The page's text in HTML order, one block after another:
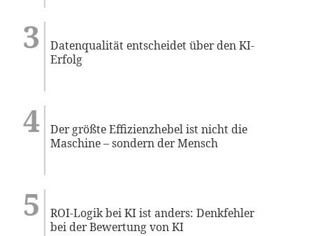
Datenqualität entscheidet über den KI-
Erfolg
Der größte Effizienzhebel ist nicht die
Maschine – sondern der Mensch
ROI-Logik bei KI ist anders: Denkfehler
bei der Bewertung von KI